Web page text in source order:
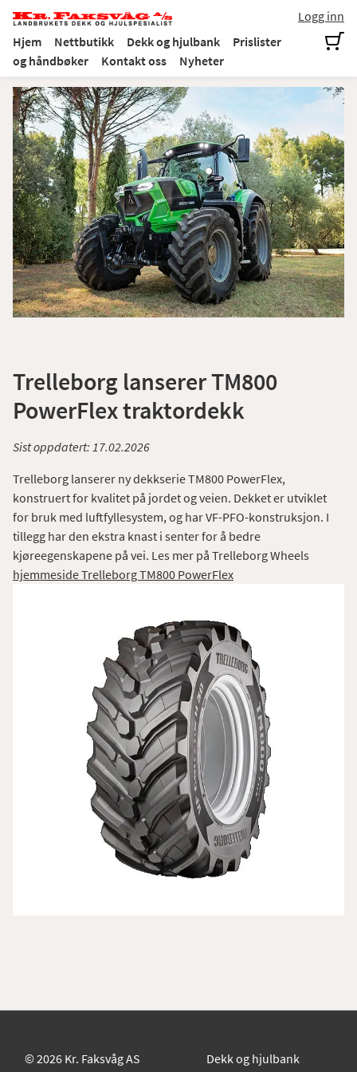
Hjem Nettbutikk Dekk og hjulbank
Prislister
og håndbøker
Kontakt oss Nyheter
Logg inn
Trelleborg lanserer TM800
PowerFlex traktordekk
Sist oppdatert: 17.02.2026
Trelleborg lanserer ny dekkserie TM800 PowerFlex,
konstruert for kvalitet på jordet og veien. Dekket er utviklet
for bruk med luftfyllesystem, og har VF-PFO-konstruksjon. I
tillegg har den ekstra knast i senter for å bedre
kjøreegenskapene på vei. Les mer på Trelleborg Wheels
hjemmeside Trelleborg TM800 PowerFlex
© 2026 Kr. Faksvåg AS
Dekk og hjulbank